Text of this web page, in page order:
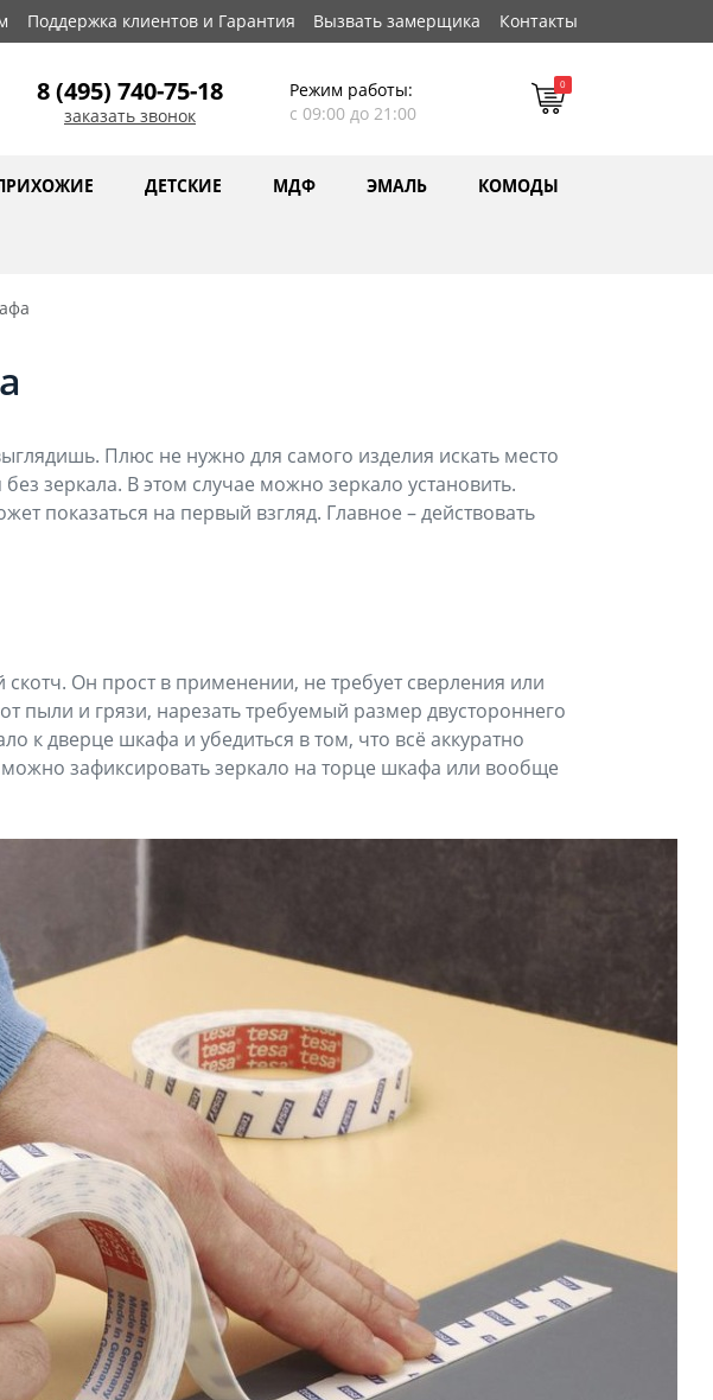
Поддержка клиентов и Гарантия Вызвать замерщика Контакты
8 (495) 740-75-18
заказать звонок
Режим работы:
с 09:00 до 21:00
0
ДЕТСКИЕ МДФ ЭМАЛЬ КОМОДЫ
Плюс не нужно для самого изделия искать место
зеркала. В этом случае можно зеркало установить.
показаться на первый взгляд. Главное – действовать
скотч. Он прост в применении, не требует сверления или
пыли и грязи, нарезать требуемый размер двустороннего
к дверце шкафа и убедиться в том, что всё аккуратно
зафиксировать зеркало на торце шкафа или вообще